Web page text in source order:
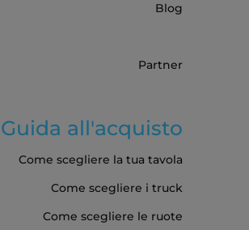
Blog
Partner
Guida all'acquisto
Come scegliere la tua tavola
Come scegliere i truck
Come scegliere le ruote